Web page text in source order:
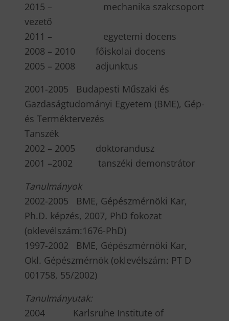
2015 – mechanika szakcsoport
vezető
2011 – egyetemi docens
2008 – 2010 főiskolai docens
2005 – 2008 adjunktus
2001-2005 Budapesti Műszaki és
Gazdaságtudományi Egyetem (BME), Gép-
és Terméktervezés
Tanszék
2002 – 2005 doktorandusz
2001 –2002 tanszéki demonstrátor
Tanulmányok
2002-2005 BME, Gépészmérnöki Kar,
Ph.D. képzés, 2007, PhD fokozat
(oklevélszám:1676-PhD)
1997-2002 BME, Gépészmérnöki Kar,
Okl. Gépészmérnök (oklevélszám: PT D
001758, 55/2002)
Tanulmányutak:
2004 Karlsruhe Institute of